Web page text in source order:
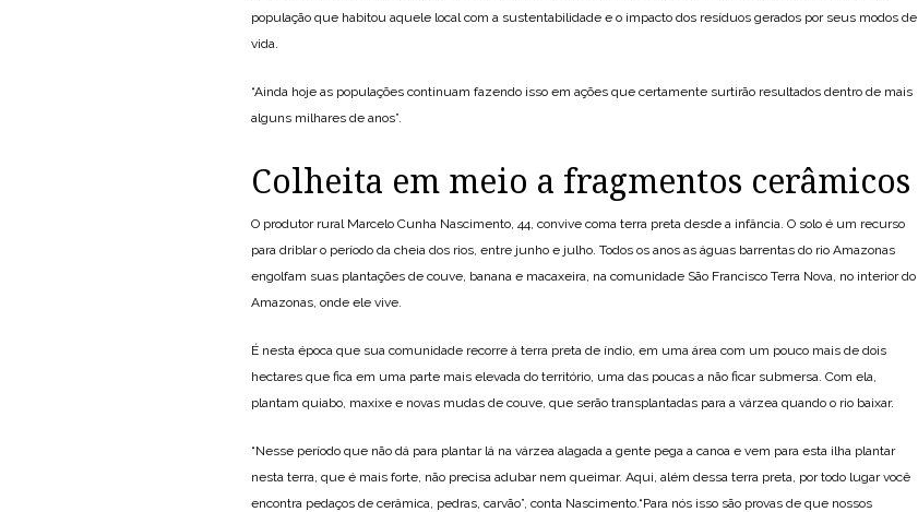
população que habitou aquele local com a sustentabilidade e o impacto dos resíduos gerados por seus modos de
vida.
“Ainda hoje as populações continuam fazendo isso em ações que certamente surtirão resultados dentro de mais
alguns milhares de anos”.
Colheita em meio a fragmentos cerâmicos
O produtor rural Marcelo Cunha Nascimento, 44, convive coma terra preta desde a infância. O solo é um recurso
para driblar o período da cheia dos rios, entre junho e julho. Todos os anos as águas barrentas do rio Amazonas
engolfam suas plantações de couve, banana e macaxeira, na comunidade São Francisco Terra Nova, no interior do
Amazonas, onde ele vive.
É nesta época que sua comunidade recorre à terra preta de índio, em uma área com um pouco mais de dois
hectares que fica em uma parte mais elevada do território, uma das poucas a não ficar submersa. Com ela,
plantam quiabo, maxixe e novas mudas de couve, que serão transplantadas para a várzea quando o rio baixar.
“Nesse período que não dá para plantar lá na várzea alagada a gente pega a canoa e vem para esta ilha plantar
nesta terra, que é mais forte, não precisa adubar nem queimar. Aqui, além dessa terra preta, por todo lugar você
encontra pedaços de cerâmica, pedras, carvão”, conta Nascimento.“Para nós isso são provas de que nossos